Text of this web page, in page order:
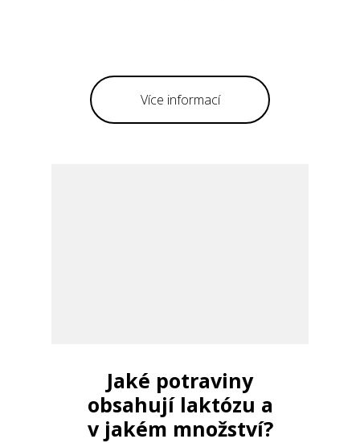
Více informací
Jaké potraviny
obsahují laktózu a
v jakém množství?